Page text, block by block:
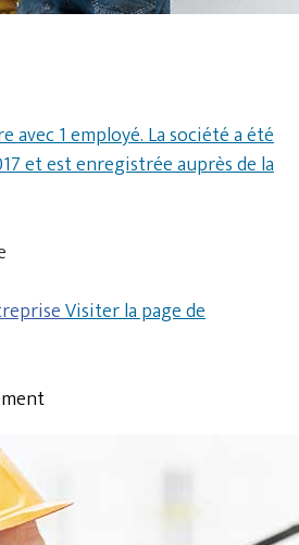
1 employé. La société a été
et est enregistrée auprès de la
Visiter la page de